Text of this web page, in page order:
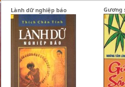
Lành dữ nghiệp báo Gương